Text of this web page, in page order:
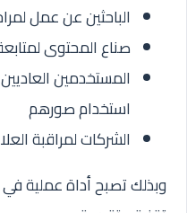
الباحثين عن عمل
صناع المحتوى
المستخدمين
استخدام صورهم
الشركات لمراقبة
وبذلك تصبح أداة عملية